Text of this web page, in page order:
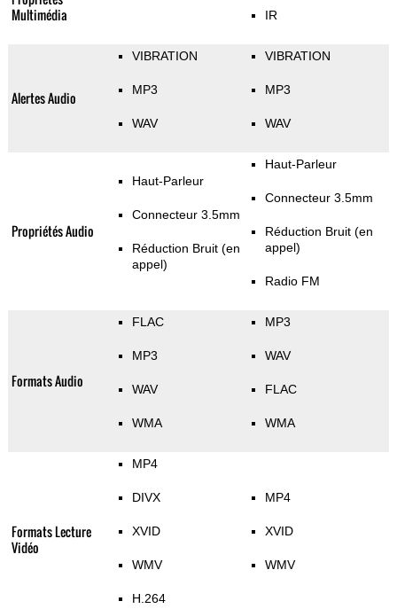
Multimédia
IR
Alertes Audio
VIBRATION
MP3
WAV
VIBRATION
MP3
WAV
Propriétés Audio
Haut-Parleur
Connecteur 3.5mm
Réduction Bruit (en
appel)
Haut-Parleur
Connecteur 3.5mm
Réduction Bruit (en
appel)
Radio FM
Formats Audio
FLAC
MP3
WAV
WMA
MP3
WAV
FLAC
WMA
Formats Lecture
Vidéo
MP4
DIVX
XVID
WMV
H.264
MP4
XVID
WMV